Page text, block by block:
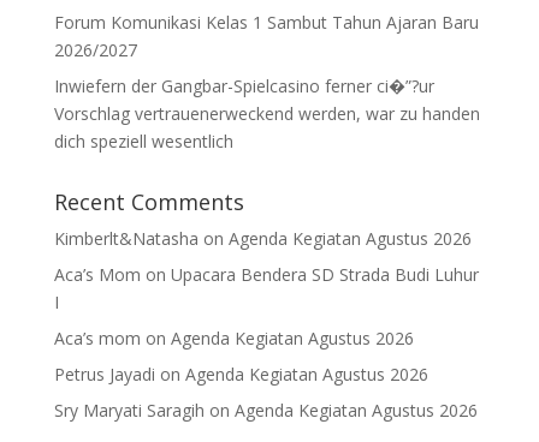
Forum Komunikasi Kelas 1 Sambut Tahun Ajaran Baru
2026/2027
Inwiefern der Gangbar-Spielcasino ferner ci�”?ur
Vorschlag vertrauenerweckend werden, war zu handen
dich speziell wesentlich
Recent Comments
Kimberlt&Natasha on Agenda Kegiatan Agustus 2026
Aca’s Mom on Upacara Bendera SD Strada Budi Luhur
I
Aca’s mom on Agenda Kegiatan Agustus 2026
Petrus Jayadi on Agenda Kegiatan Agustus 2026
Sry Maryati Saragih on Agenda Kegiatan Agustus 2026